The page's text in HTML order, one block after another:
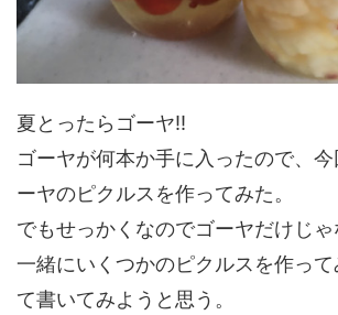
夏とったらゴーヤ!!
ゴーヤが何本か手に入ったので、
ーヤのピクルスを作ってみた。
でもせっかくなのでゴーヤだけじ
一緒にいくつかのピクルスを作っ
て書いてみようと思う。